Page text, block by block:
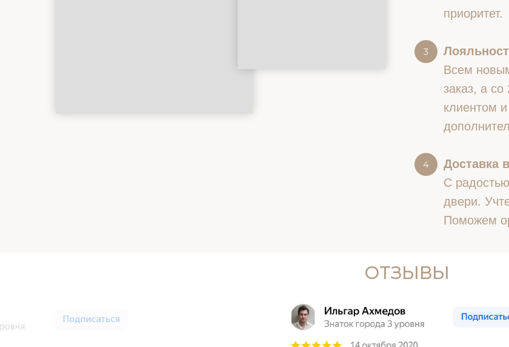
приоритет.
Всем
заказ, а со
клиентом
Доставка
С
двери.
Поможем
ОТЗЫВЫ